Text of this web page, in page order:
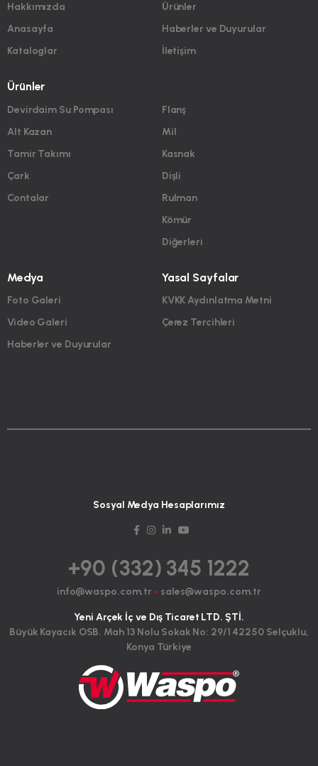
Hakkımızda
Anasayfa
Kataloglar
Ürünler
Haberler ve Duyurular
İletişim
Ürünler
Devirdaim Su Pompası
Alt Kazan
Tamir Takımı
Çark
Contalar
Flanş
Mil
Kasnak
Dişli
Rulman
Kömür
Diğerleri
Medya
Foto Galeri
Video Galeri
Haberler ve Duyurular
Yasal Sayfalar
KVKK Aydınlatma Metni
Çerez Tercihleri
Sosyal Medya Hesaplarımız
+90 (332) 345 1222
info@waspo.com.tr - sales@waspo.com.tr
Yeni Arçek İç ve Dış Ticaret LTD. ŞTİ.
Büyük Kayacık OSB. Mah 13 Nolu Sokak No: 29/1 42250 Selçuklu,
Konya Türkiye